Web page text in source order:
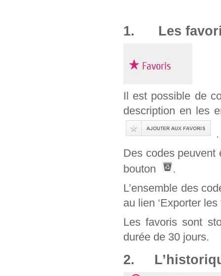
1. Les
Il est possible de
description en les
.
Des codes peuvent
bouton
.
L’ensemble des
au lien ‘Exporter les
Les favoris sont
durée de 30 jours.
2.